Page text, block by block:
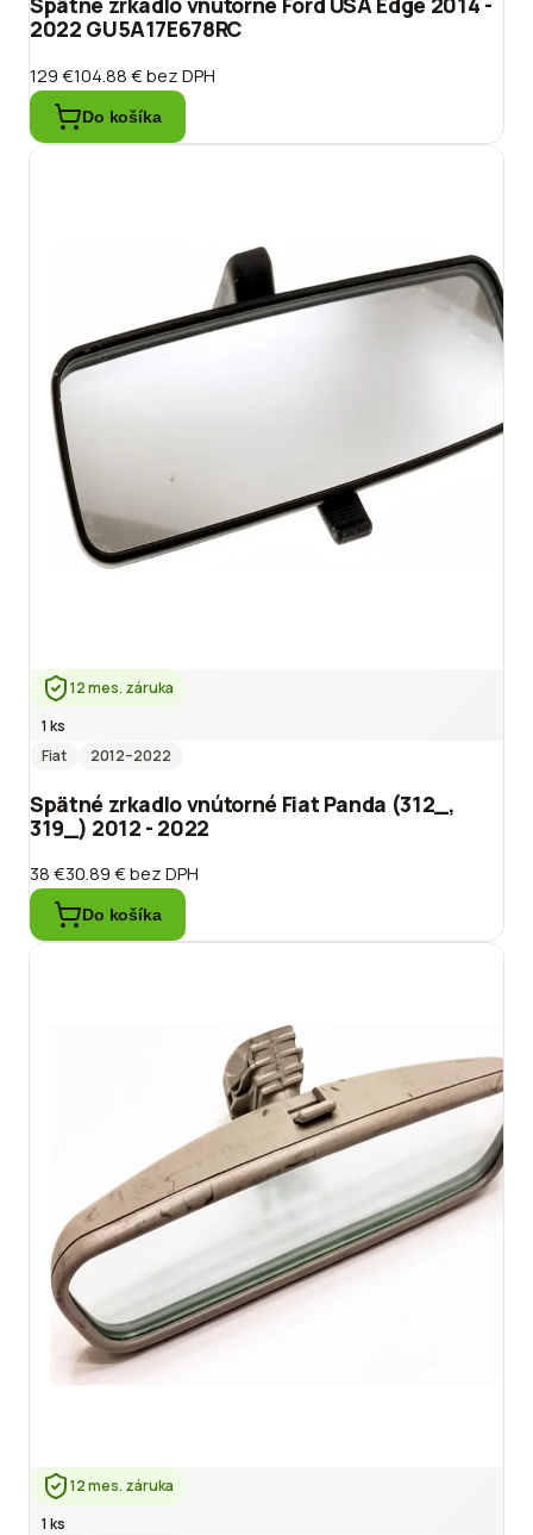
2022 GU5A17E678RC
129 €104.88 €bez DPH
Do košíka
12 mes. záruka
1 ks
Fiat
2012–2022
Spätné zrkadlo vnútorné Fiat Panda (312_,
319_) 2012 - 2022
38 €30.89 €bez DPH
Do košíka
12 mes. záruka
1 ks